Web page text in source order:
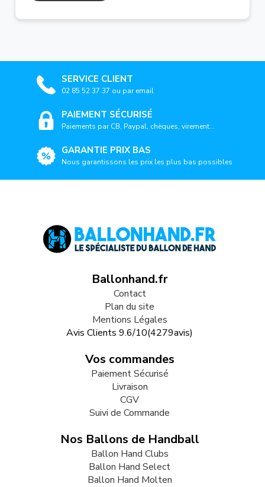
SERVICE CLIENT
02 85 52 37 37 ou par email
PAIEMENT SÉCURISÉ
Paiements par CB, Paypal, chèques, virement...
GARANTIE PRIX BAS
Nous garantissons les prix les plus bas possibles
Ballonhand.fr
Contact
Plan du site
Mentions Légales
Avis Clients 9.6/10(4279avis)
Vos commandes
Paiement Sécurisé
Livraison
CGV
Suivi de Commande
Nos Ballons de Handball
Ballon Hand Clubs
Ballon Hand Select
Ballon Hand Molten